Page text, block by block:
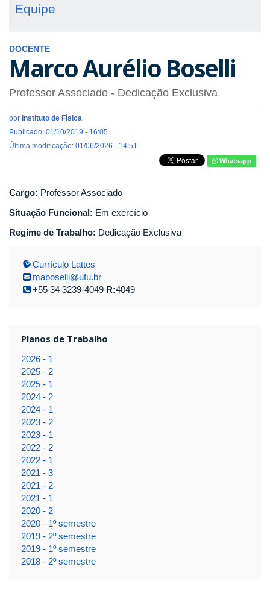
Equipe
DOCENTE
Marco Aurélio Boselli
Professor Associado - Dedicação Exclusiva
por Instituto de Física
Publicado: 01/10/2019 - 16:05
Última modificação: 01/06/2026 - 14:51
Whatsapp
Cargo: Professor Associado
Situação Funcional: Em exercício
Regime de Trabalho: Dedicação Exclusiva
Currículo Lattes
maboselli@ufu.br
+55 34 3239-4049 R:4049
Planos de Trabalho
2026 - 1
2025 - 2
2025 - 1
2024 - 2
2024 - 1
2023 - 2
2023 - 1
2022 - 2
2022 - 1
2021 - 3
2021 - 2
2021 - 1
2020 - 2
2020 - 1º semestre
2019 - 2º semestre
2019 - 1º semestre
2018 - 2º semestre